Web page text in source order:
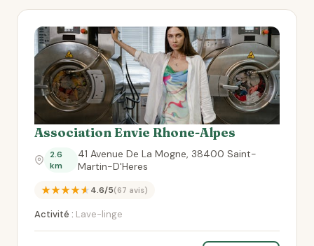
Association Envie Rhone-Alpes
2.6
km
41 Avenue De La Mogne, 38400 Saint-
Martin-D'Heres
★★★★★4.6/5(67 avis)
Activité : Lave-linge